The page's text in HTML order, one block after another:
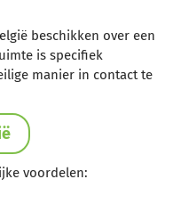
beschikken over een
is specifiek
manier in contact te
voordelen: